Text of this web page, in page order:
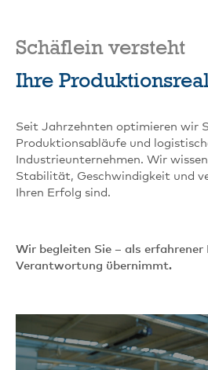
Schäflein versteht
Ihre
Seit Jahrzehnten optimieren wir
Produktionsabläufe und
Industrieunternehmen. Wir
Stabilität, Geschwindigkeit und
Ihren Erfolg sind.
Wir begleiten Sie – als erfahrener
Verantwortung übernimmt.